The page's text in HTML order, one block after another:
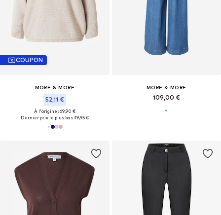
COUPON
MORE & MORE
52,11 €
À l'origine : 69,90 €
Dernier prix le plus bas :19,95 €
MORE & MORE
109,00 €